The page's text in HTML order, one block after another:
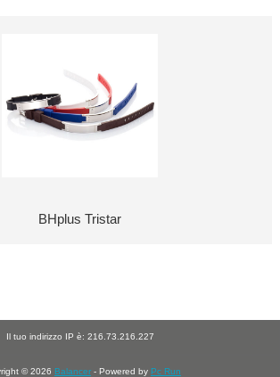
BHplus Tristar
Il tuo indirizzo IP è: 216.73.216.227
© 2026 Balancer - Powered by Pc Run